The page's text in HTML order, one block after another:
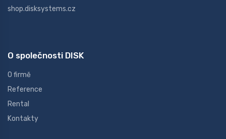
shop.disksystems.cz
O společnosti DISK
O firmě
Reference
Rental
Kontakty